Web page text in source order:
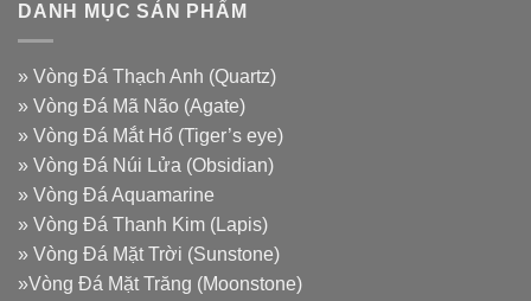
DANH MỤC SẢN PHẨM
» Vòng Đá Thạch Anh (Quartz)
» Vòng Đá Mã Não (Agate)
» Vòng Đá Mắt Hổ (Tiger’s eye)
» Vòng Đá Núi Lửa (Obsidian)
» Vòng Đá Aquamarine
» Vòng Đá Thanh Kim (Lapis)
» Vòng Đá Mặt Trời (Sunstone)
»Vòng Đá Mặt Trăng (Moonstone)